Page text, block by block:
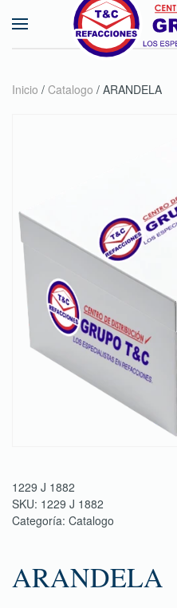
Skip to main content
Inicio / Catalogo / ARANDELA
1229 J 1882
SKU: 1229 J 1882
Categoría: Catalogo
ARANDELA